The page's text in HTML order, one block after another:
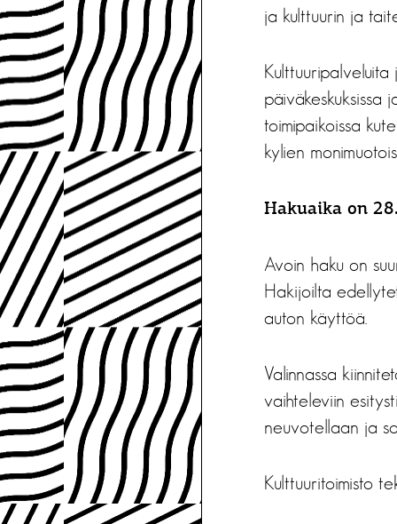
ja kulttuurin ja
Kulttuuripalveluita
päiväkeskuksissa
toimipaikoissa
kylien
Hakuaika on
Avoin haku on
Hakijoilta
auton käyttöä.
Valinnassa
vaihteleviin
neuvotellaan ja
Kulttuuritoimisto